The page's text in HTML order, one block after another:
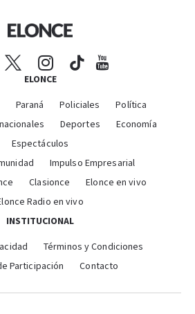
ELONCE
Paraná Policiales
Política
Deportes
Economía
Espectáculos
Impulso Empresarial
Clasionce
Elonce en vivo
Radio en vivo
INSTITUCIONAL
Términos y Condiciones
Participación
Contacto